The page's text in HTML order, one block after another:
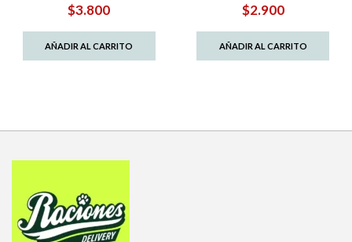
$3.800
AÑADIR AL CARRITO
$2.900
AÑADIR AL CARRITO